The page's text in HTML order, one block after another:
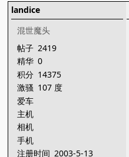
landice
混世魔头
帖子 2419
精华 0
积分 14375
激骚 107 度
爱车
主机
相机
手机
注册时间 2003-5-13